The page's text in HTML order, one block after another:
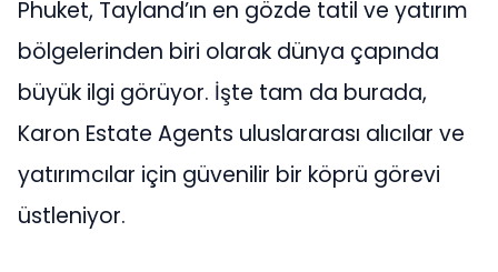
Phuket, Tayland’ın en gözde tatil ve yatırım
bölgelerinden biri olarak dünya çapında
büyük ilgi görüyor. İşte tam da burada,
Karon Estate Agents uluslararası alıcılar ve
yatırımcılar için güvenilir bir köprü görevi
üstleniyor.